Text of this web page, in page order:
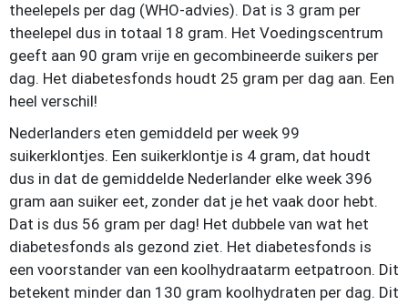
theelepels per dag (WHO-advies). Dat is 3 gram per
theelepel dus in totaal 18 gram. Het Voedingscentrum
geeft aan 90 gram vrije en gecombineerde suikers per
dag. Het diabetesfonds houdt 25 gram per dag aan. Een
heel verschil!
Nederlanders eten gemiddeld per week 99
suikerklontjes. Een suikerklontje is 4 gram, dat houdt
dus in dat de gemiddelde Nederlander elke week 396
gram aan suiker eet, zonder dat je het vaak door hebt.
Dat is dus 56 gram per dag! Het dubbele van wat het
diabetesfonds als gezond ziet. Het diabetesfonds is
een voorstander van een koolhydraatarm eetpatroon. Dit
betekent minder dan 130 gram koolhydraten per dag. Dit